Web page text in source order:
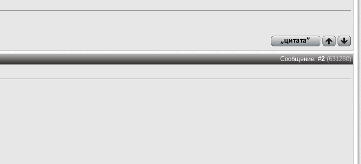
Сообщение: #2(631280)